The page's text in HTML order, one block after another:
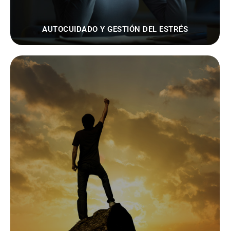
AUTOCUIDADO Y GESTIÓN DEL ESTRÉS